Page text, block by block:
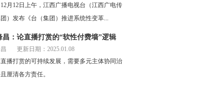
12日上午，江西广播电视台（江西广电传
）发布《台（集团）推进系统性变革...
昌：论直播打赏的“软性付费墙”逻辑
更新日期：2025.01.08
播打赏的可持续发展，需要多元主体协同治
厘清各方责任。